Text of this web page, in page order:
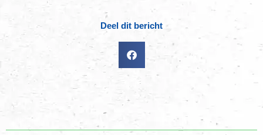
Deel dit bericht